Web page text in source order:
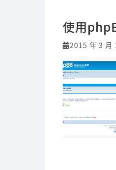
使用
2015 年 3 月